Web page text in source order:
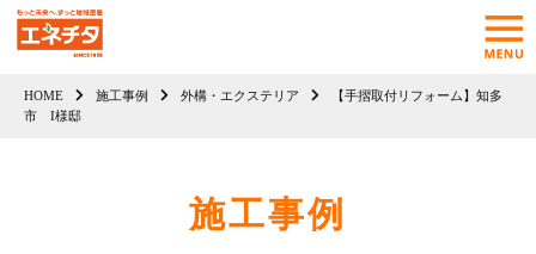
HOME 施工事例 外構・エクステリア
【手摺取付リフォーム】知多
市 I様邸
施工事例